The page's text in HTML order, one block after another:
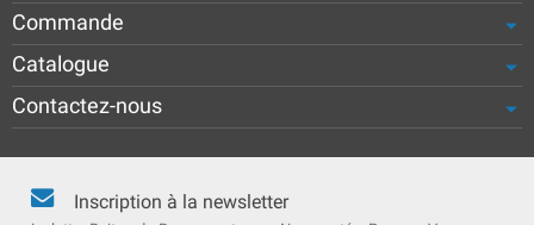
Commande
Catalogue
Contactez-nous
Inscription à la newsletter